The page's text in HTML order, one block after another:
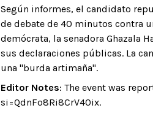
Según informes, el candidato
de debate de 40 minutos contra
demócrata, la senadora Ghazala
sus declaraciones públicas. La
una "burda artimaña".
Editor Notes: The event was
si=QdnFo8Ri8CrV40ix.